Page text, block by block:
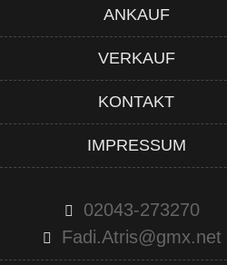
ANKAUF
VERKAUF
KONTAKT
IMPRESSUM
02043-273270
Fadi.Atris@gmx.net